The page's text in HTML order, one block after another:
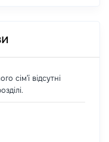
сім'ї відсутні